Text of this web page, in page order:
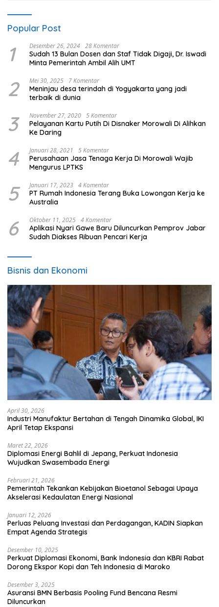
Popular Post
1 Desember 26, 2024 28 Komentar
Sudah 13 Bulan Dosen dan Staf Tidak Digaji, Dr. Iswadi
Minta Pemerintah Ambil Alih UMT
2 Mei 30, 2025 7 Komentar
Meninjau desa terindah di Yogyakarta yang jadi
terbaik di dunia
3 November 27, 2020 5 Komentar
Pelayanan Kartu Putih Di Disnaker Morowali Di Alihkan
Ke Daring
4 Januari 28, 2021 5 Komentar
Perusahaan Jasa Tenaga Kerja Di Morowali Wajib
Mengurus LPTKS
5 Januari 17, 2023 4 Komentar
PT Rumah Indonesia Terang Buka Lowongan Kerja ke
Australia
6 Oktober 11, 2025 4 Komentar
Aplikasi Nyari Gawe Baru Diluncurkan Pemprov Jabar
Sudah Diakses Ribuan Pencari Kerja
Bisnis dan Ekonomi
April 30, 2026
Industri Manufaktur Bertahan di Tengah Dinamika Global, IKI
April Tetap Ekspansi
Maret 22, 2026
Diplomasi Energi Bahlil di Jepang, Perkuat Indonesia
Wujudkan Swasembada Energi
Februari 21, 2026
Pemerintah Tekankan Kebijakan Bioetanol Sebagai Upaya
Akselerasi Kedaulatan Energi Nasional
Januari 12, 2026
Perluas Peluang Investasi dan Perdagangan, KADIN Siapkan
Empat Agenda Strategis
Desember 10, 2025
Perkuat Diplomasi Ekonomi, Bank Indonesia dan KBRI Rabat
Dorong Ekspor Kopi dan Teh Indonesia di Maroko
Desember 3, 2025
Asuransi BMN Berbasis Pooling Fund Bencana Resmi
Diluncurkan